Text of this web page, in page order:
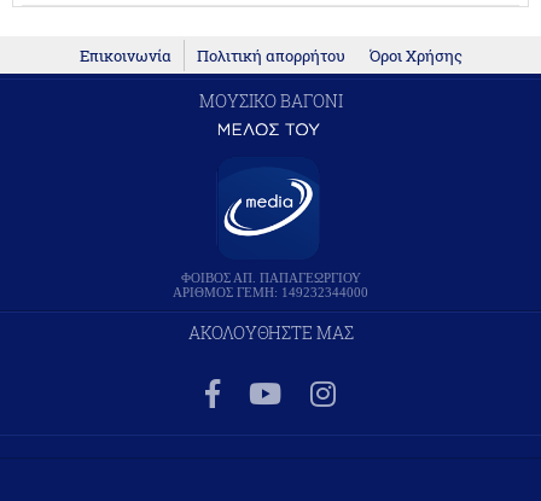
Επικοινωνία Πολιτική απορρήτου Όροι Χρήσης
ΜΟΥΣΙΚΟ ΒΑΓΟΝΙ
ΦΟΙΒΟΣ ΑΠ. ΠΑΠΑΓΕΩΡΓΙΟΥ
ΑΡΙΘΜΟΣ ΓΕΜΗ: 149232344000
ΑΚΟΛΟΥΘΗΣΤΕ ΜΑΣ